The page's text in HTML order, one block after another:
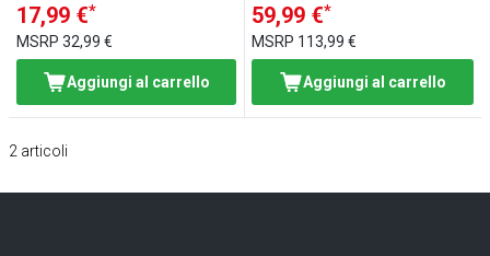
17,99 €*
MSRP 32,99 €
Aggiungi al carrello
59,99 €*
MSRP 113,99 €
Aggiungi al carrello
2 articoli